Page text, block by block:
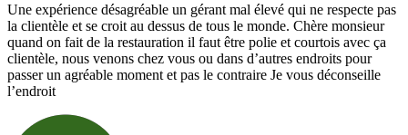
Une expérience désagréable un gérant mal élevé qui ne respecte pas
la clientèle et se croit au dessus de tous le monde. Chère monsieur
quand on fait de la restauration il faut être polie et courtois avec ça
clientèle, nous venons chez vous ou dans d’autres endroits pour
passer un agréable moment et pas le contraire Je vous déconseille
l’endroit